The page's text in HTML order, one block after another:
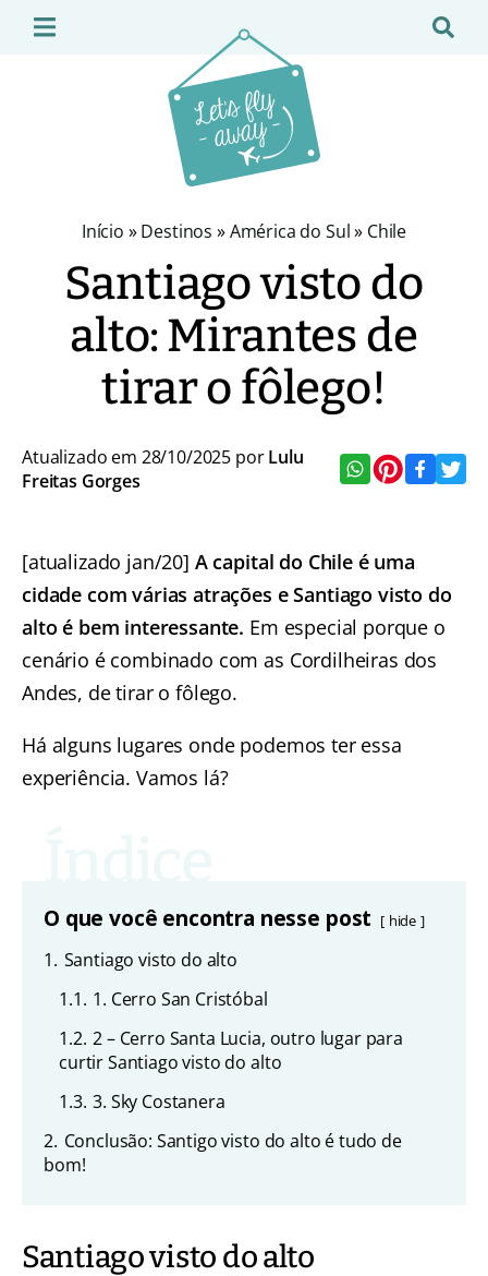
Início »Destinos »América do Sul» Chile
Santiago visto do
alto: Mirantes de
tirar o fôlego!
Atualizado em 28/10/2025 porLulu
Freitas Gorges
[atualizado jan/20] A capital do Chile é uma
cidade com várias atrações e Santiago visto do
alto é bem interessante. Em especial porque o
cenário é combinado com as Cordilheiras dos
Andes, de tirar o fôlego.
Há alguns lugares onde podemos ter essa
experiência. Vamos lá?
O que você encontra nesse post hide
1. Santiago visto do alto
1.1. 1. Cerro San Cristóbal
1.2. 2 – Cerro Santa Lucia, outro lugar para
curtir Santiago visto do alto
1.3. 3. Sky Costanera
2. Conclusão: Santigo visto do alto é tudo de
bom!
Santiago visto do alto